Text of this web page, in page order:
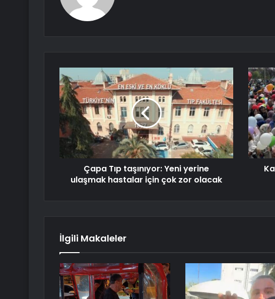
Çapa Tıp taşınıyor: Yeni yerine
ulaşmak hastalar için çok zor olacak
İlgili Makaleler